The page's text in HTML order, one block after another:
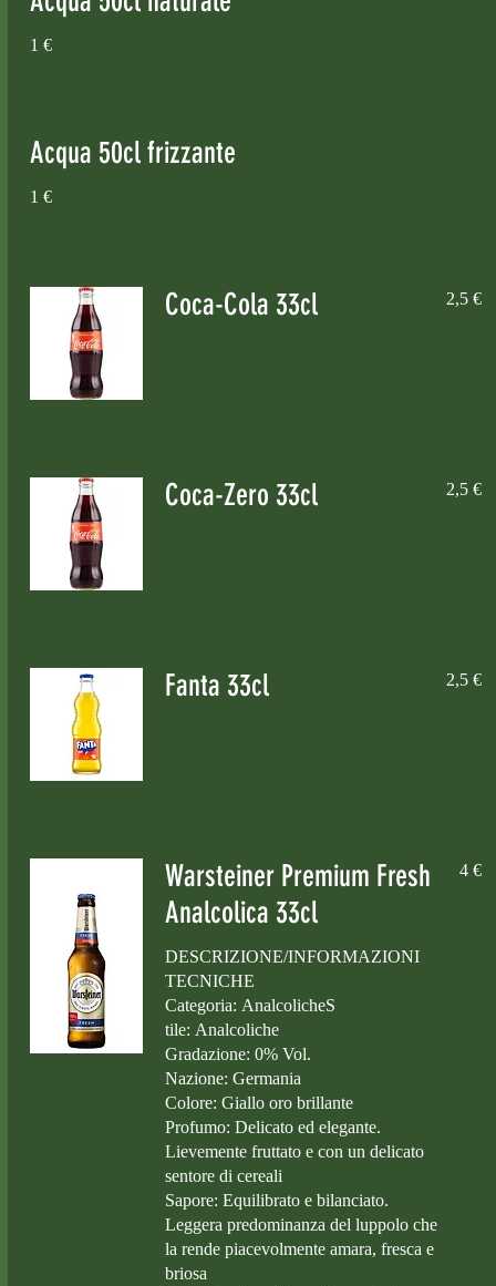
1 €
Acqua 50cl frizzante
1 €
Coca-Cola 33cl 2,5 €
Coca-Zero 33cl 2,5 €
Fanta 33cl 2,5 €
Warsteiner Premium Fresh
Analcolica 33cl
DESCRIZIONE/INFORMAZIONI
TECNICHE
Categoria: AnalcolicheS
tile: Analcoliche
Gradazione: 0% Vol.
Nazione: Germania
Colore: Giallo oro brillante
Profumo: Delicato ed elegante.
Lievemente fruttato e con un delicato
sentore di cereali
Sapore: Equilibrato e bilanciato.
Leggera predominanza del luppolo che
la rende piacevolmente amara, fresca e
briosa
4 €